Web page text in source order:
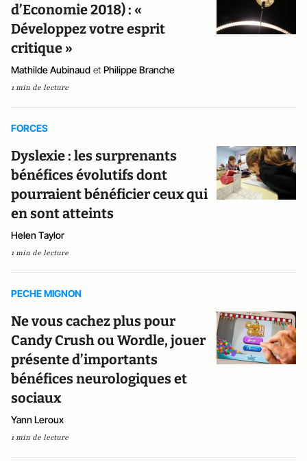
d’Economie 2018) : «
Développez votre esprit
critique »
Mathilde Aubinaud et Philippe Branche
1 min de lecture
FORCES
Dyslexie : les surprenants
bénéfices évolutifs dont
pourraient bénéficier ceux qui
en sont atteints
Helen Taylor
1 min de lecture
PECHE MIGNON
Ne vous cachez plus pour
Candy Crush ou Wordle, jouer
présente d’importants
bénéfices neurologiques et
sociaux
Yann Leroux
1 min de lecture